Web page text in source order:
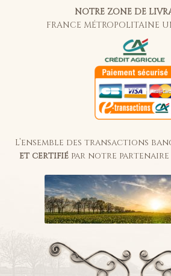
NOTRE ZONE DE
FRANCE MÉTROPOLITAINE
L’ensemble des transactions
et certifiépar notre partenaire